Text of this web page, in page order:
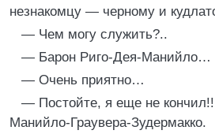
незнакомцу — черному и
— Чем могу служить?..
— Барон Риго-Дея-Манийло…
— Очень приятно…
— Постойте, я еще не
Манийло-Граувера-Зудермакко.